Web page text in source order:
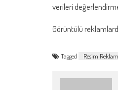
verileri
Görüntülü
Tagged Resim